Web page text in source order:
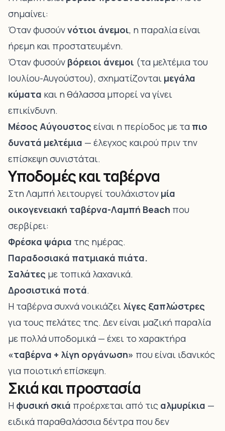
σημαίνει:
Όταν φυσούννότιοι άνεμοι, η παραλία είναι
ήρεμη και προστατευμένη.
Όταν φυσούν βόρειοι άνεμοι (τα μελτέμια του
Ιουλίου-Αυγούστου), σχηματίζονται μεγάλα
κύματα και η θάλασσα μπορεί να γίνει
επικίνδυνη.
Μέσος Αύγουστος είναι η περίοδος με τα πιο
δυνατά μελτέμια — έλεγχος καιρού πριν την
επίσκεψη συνιστάται.
Υποδομές και ταβέρνα
Στη Λαμπή λειτουργεί τουλάχιστον μία
οικογενειακή ταβέρνα-Λαμπή Beach που
σερβίρει:
Φρέσκα ψάρια της ημέρας.
Παραδοσιακά πατμιακά πιάτα.
Σαλάτες με τοπικά λαχανικά.
Δροσιστικά ποτά.
Η ταβέρνα συχνά νοικιάζει λίγες ξαπλώστρες
για τους πελάτες της. Δεν είναι μαζική παραλία
με πολλά υποδομικά — έχει το χαρακτήρα
«ταβέρνα + λίγη οργάνωση» που είναι ιδανικός
για ποιοτική επίσκεψη.
Σκιά και προστασία
Η φυσική σκιά προέρχεται από τις αλμυρίκια —
ειδικά παραθαλάσσια δέντρα που δεν